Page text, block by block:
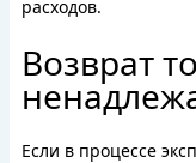
расходов.
Возврат
Если в процессе